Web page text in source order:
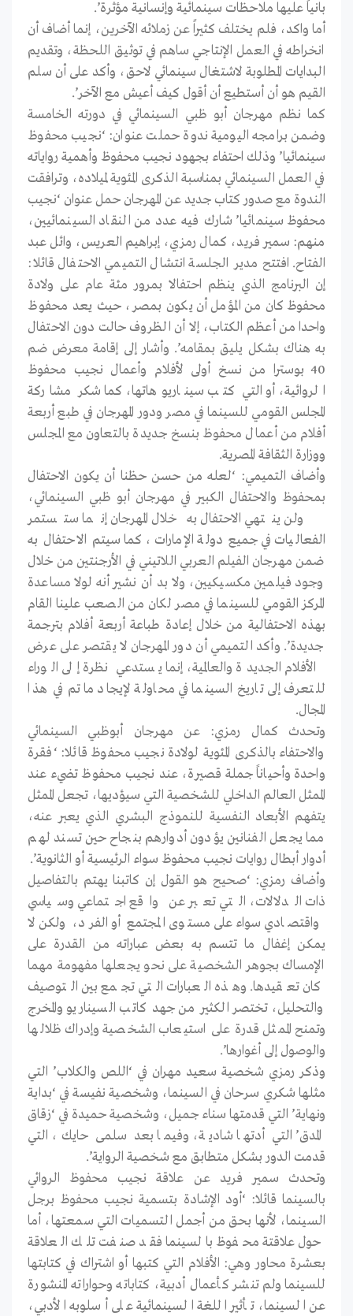
بانياً عليها ملاحظات سينمائية وإنسانية مؤثرة’.
أما واكد، فلم يختلف كثيراً عن زملائه الآخرين، إنما أضاف أن
انخراطه في العمل الإنتاجي ساهم في توثيق اللحظة، وتقديم
البدايات المطلوبة لاشتغال سينمائي لاحق، وأكد على أن سلم
القيم هو أن أستطيع أن أقول كيف أعيش مع الآخر’.
كما نظم مهرجان أبو ظبي السينمائي في دورته الخامسة
وضمن برامجه اليومية ندوة حملت عنوان: ‘نجيب محفوظ
سينمائيا’ وذلك احتفاء بجهود نجيب محفوظ وأهمية رواياته
في العمل السينمائي بمناسبة الذكرى المئوية لميلاده، وترافقت
الندوة مع صدور كتاب جديد عن المهرجان حمل عنوان ‘نجيب
محفوظ سينمائيا’ شارك فيه عدد من النقاد السينمائيين،
منهم: سمير فريد، كمال رمزي، إبراهيم العريس، وائل عبد
الفتاح. افتتح مدير الجلسة انتشال التميمي الاحتفال قائلا:
إن البرنامج الذي ينظم احتفالا بمرور مئة عام على ولادة
محفوظ كان من المؤمل أن يكون بمصر، حيث يعد محفوظ
واحدا من أعظم الكتاب، إلا أن الظروف حالت دون الاحتفال
به هناك بشكل يليق بمقامه’. وأشار إلى إقامة معرض ضم
40 بوسترا من نسخ أولى لأفلام وأعمال نجيب محفوظ
الروائية، أو التي كتب سيناريوهاتها، كما شكر مشاركة
المجلس القومي للسينما في مصر ودور المهرجان في طبع أربعة
أفلام من أعمال محفوظ بنسخ جديدة بالتعاون مع المجلس
ووزارة الثقافة المصرية.
وأضاف التميمي: ‘لعله من حسن حظنا أن يكون الاحتفال
بمحفوظ والاحتفال الكبير في مهرجان أبو ظبي السينمائي،
ولن ينتهي الاحتفال به خلال المهرجان إنما ستستمر
الفعاليات في جميع دولة الإمارات، كما سيتم الاحتفال به
ضمن مهرجان الفيلم العربي اللاتيني في الأرجنتين من خلال
وجود فيلمين مكسيكيين، ولا بد أن نشير أنه لولا مساعدة
المركز القومي للسينما في مصر لكان من الصعب علينا القام
بهذه الاحتفالية من خلال إعادة طباعة أربعة أفلام بترجمة
جديدة’. وأكد التميمي أن دور المهرجان لا يقتصر على عرض
الأفلام الجديدة والعالمية، إنما يستدعي نظرة إلى الوراء
للتعرف إلى تاريخ السينما في محاولة لإيجاد ما تم في هذا
المجال.
وتحدث كمال رمزي: عن مهرجان أبوظبي السينمائي
والاحتفاء بالذكرى المئوية لولادة نجيب محفوظ قائلا: ‘فقرة
واحدة وأحياناً جملة قصيرة، عند نجيب محفوظ تضيء عند
الممثل العالم الداخلي للشخصية التي سيؤديها، تجعل الممثل
يتفهم الأبعاد النفسية للنموذج البشري الذي يعبر عنه،
مما يجعل الفنانين يؤدون أدوارهم بنجاح حين تسند لهم
أدوار أبطال روايات نجيب محفوظ سواء الرئيسية أو الثانوية’.
وأضاف رمزي: ‘صحيح هو القول إن كاتبنا يهتم بالتفاصيل
ذات الدلالات، التي تعبر عن واقع اجتماعي وسياسي
واقتصادي سواء على مستوى المجتمع أو الفرد، ولكن لا
يمكن إغفال ما تتسم به بعض عباراته من القدرة على
الإمساك بجوهر الشخصية على نحو يجعلها مفهومة مهما
كان تعقيدها. وهذه العبارات التي تجمع بين التوصيف
والتحليل، تختصر الكثير من جهد كاتب السيناريو والمخرج
وتمنح الممثل قدرة على استيعاب الشخصية وإدراك ظلالها
والوصول إلى أغوارها’.
وذكر رمزي شخصية سعيد مهران في ‘اللص والكلاب’ التي
مثلها شكري سرحان في السينما، وشخصية نفيسة في ‘بداية
ونهاية’ التي قدمتها سناء جميل، وشخصية حميدة في ‘زقاق
المدق’ التي أدتها شادية، وفيما بعد سلمى حايك، التي
قدمت الدور بشكل متطابق مع شخصية الرواية’.
وتحدث سمير فريد عن علاقة نجيب محفوظ الروائي
بالسينما قائلا: ‘أود الإشادة بتسمية نجيب محفوظ برجل
السينما، لأنها بحق من أجمل التسميات التي سمعتها، أما
حول علاقتة محفوظ بالسينما فقد صنفت تلك العلاقة
بعشرة محاور وهي: الأفلام التي كتبها أو اشتراك في كتابتها
للسينما ولم تنشر كأعمال أدبية، كتاباته وحواراته المنشورة
عن السينما، تأثير اللغة السينمائية على أسلوبه الأدبي،